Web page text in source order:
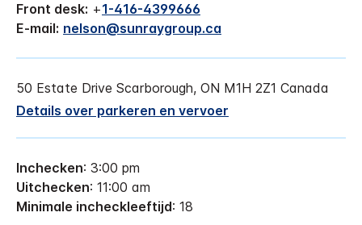
Front desk: +1-416-4399666
E-mail: nelson@sunraygroup.ca
50 Estate Drive Scarborough, ON M1H 2Z1 Canada
Details over parkeren en vervoer
Inchecken: 3:00 pm
Uitchecken: 11:00 am
Minimale incheckleeftijd: 18